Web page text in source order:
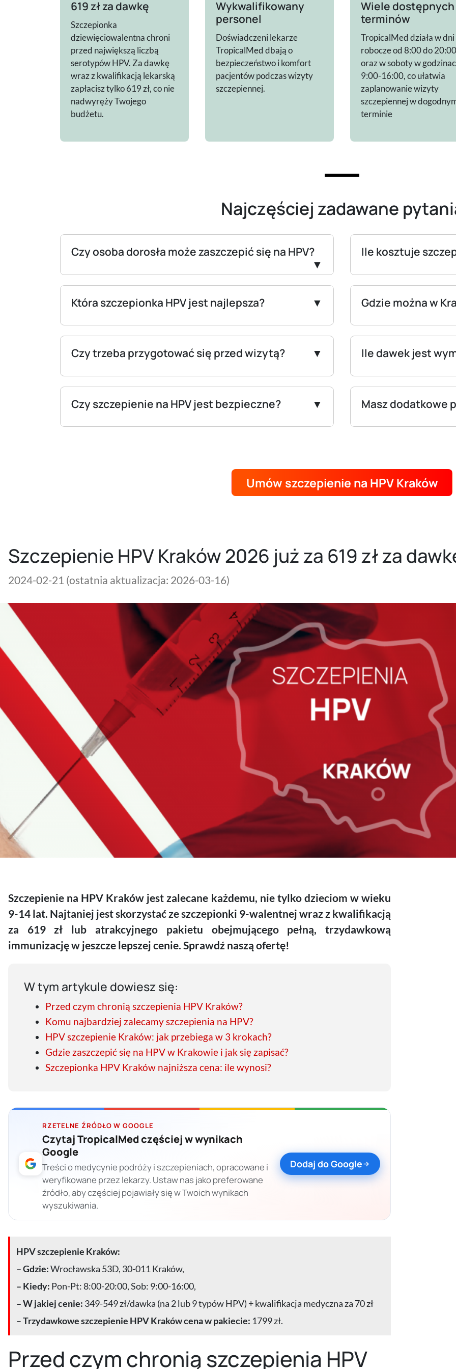
619 zł za dawkę
Szczepionka
dziewięciowalentna chroni
przed największą liczbą
serotypów HPV. Za dawkę
wraz z kwalifikacją lekarską
zapłacisz tylko 619 zł, co nie
nadwyręży Twojego
budżetu.
Wykwalifikowany
personel
Doświadczeni lekarze
TropicalMed dbają o
bezpieczeństwo i komfort
pacjentów podczas wizyty
szczepiennej.
Wiele dostępnych
terminów
TropicalMed działa w dni
robocze od 8:00 do 20:00
oraz w soboty w
9:00-16:00, co ułatwia
zaplanowanie wizyty
szczepiennej w
terminie
Najczęściej zadawane
Czy osoba dorosła może zaszczepić się na HPV? Ile kosztuje
Która szczepionka HPV jest najlepsza? Gdzie można w
Czy trzeba przygotować się przed wizytą? Ile dawek jest
Czy szczepienie na HPV jest bezpieczne? Masz dodatkowe
Umów szczepienie na HPV Kraków
Szczepienie HPV Kraków 2026 już za 619 zł za
2024-02-21 (ostatnia aktualizacja: 2026-03-16)
Szczepienie na HPV Kraków jest zalecane każdemu, nie tylko dzieciom w wieku
9-14 lat. Najtaniej jest skorzystać ze szczepionki 9-walentnej wraz z kwalifikacją
za 619 zł lub atrakcyjnego pakietu obejmującego pełną, trzydawkową
immunizację w jeszcze lepszej cenie. Sprawdź naszą ofertę!
W tym artykule dowiesz się:
Przed czym chronią szczepienia HPV Kraków?
Komu najbardziej zalecamy szczepienia na HPV?
HPV szczepienie Kraków: jak przebiega w 3 krokach?
Gdzie zaszczepić się na HPV w Krakowie i jak się zapisać?
Szczepionka HPV Kraków najniższa cena: ile wynosi?
RZETELNE ŹRÓDŁO W GOOGLE
Czytaj TropicalMed częściej w wynikach
Google
Treści o medycynie podróży i szczepieniach, opracowane i
weryfikowane przez lekarzy. Ustaw nas jako preferowane
źródło, aby częściej pojawiały się w Twoich wynikach
wyszukiwania.
Dodaj do Google
HPV szczepienie Kraków:
– Gdzie:Wrocławska 53D, 30-011 Kraków,
– Kiedy: Pon-Pt: 8:00-20:00, Sob: 9:00-16:00,
– W jakiej cenie: 349-549 zł/dawka (na 2 lub 9 typów HPV) + kwalifikacja medyczna za 70 zł
–Trzydawkoweszczepienie HPV Kraków cena w pakiecie: 1799 zł.
Przed czym chronią szczepienia HPV